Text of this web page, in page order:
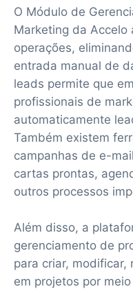
O Módulo de
Marketing da Accelo
operações,
entrada manual de
leads permite que
profissionais de
automaticamente
Também existem
campanhas de e-
cartas prontas,
outros processos
Além disso, a
gerenciamento de
para criar, modificar,
em projetos por